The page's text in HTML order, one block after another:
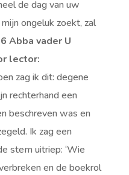
de dag van uw
ongeluk zoekt, zal
Abba vader U
lector:
zag ik dit: degene
rechterhand een
beschreven was en
Ik zag een
stem uitriep: ‘Wie
en de boekrol